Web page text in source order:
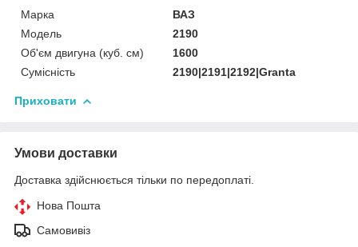
Марка
ВАЗ
Мoдель
2190
Об'єм двигуна (куб. см)
1600
Сумісність
2190|2191|2192|Granta
Приховати
Умови доставки
Доставка здійснюється тільки по передоплаті.
Нова Пошта
Самовивіз